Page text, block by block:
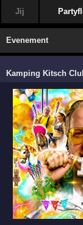
Jij
Evenement
Kamping Kitsch